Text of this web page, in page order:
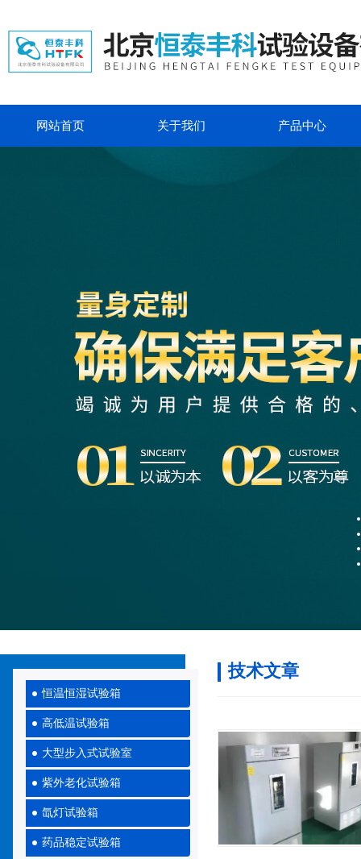
网站首页 关于我们 产品中心
恒温恒湿试验箱
高低温试验箱
大型步入式试验室
紫外老化试验箱
氙灯试验箱
药品稳定试验箱
技术文章